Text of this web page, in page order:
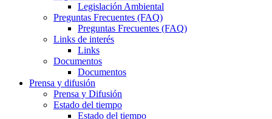
Legislación Ambiental
Preguntas Frecuentes (FAQ)
Preguntas Frecuentes (FAQ)
Links de interés
Links
Documentos
Documentos
Prensa y difusión
Prensa y Difusión
Estado del tiempo
Estado del tiempo